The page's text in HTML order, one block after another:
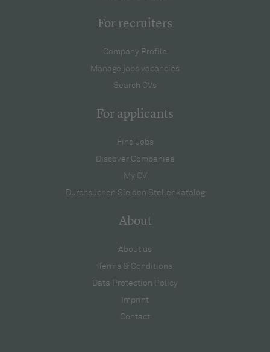
For recruiters
Company Profile
Manage jobs vacancies
Search CVs
For applicants
Find Jobs
Discover Companies
My CV
Durchsuchen Sie den Stellenkatalog
About
About us
Terms & Conditions
Data Protection Policy
Imprint
Contact